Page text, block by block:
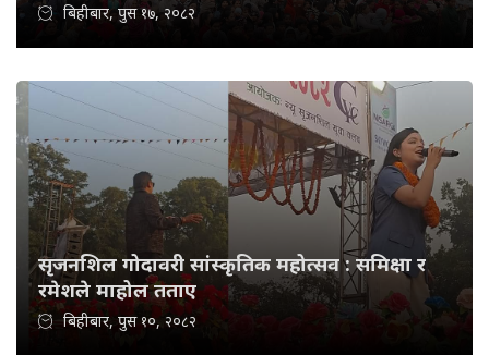
बिहीबार, पुस १७, २०८२
सृजनशिल गोदावरी सांस्कृतिक महोत्सव : समिक्षा र
रमेशले माहोल तताए
बिहीबार, पुस १०, २०८२